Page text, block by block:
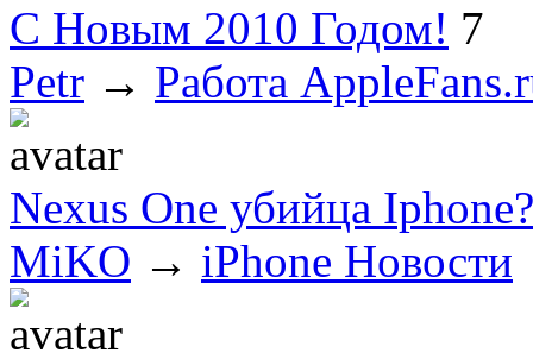
С Новым 2010 Годом! 7
Petr → Работа
Nexus One убийца Iphone?
MiKO → iPhone Новости